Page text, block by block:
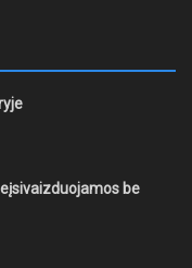
be